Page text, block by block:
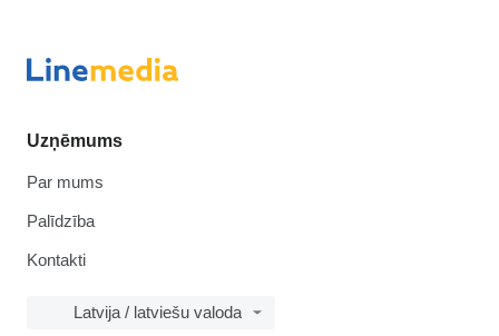
Uzņēmums
Par mums
Palīdzība
Kontakti
Latvija / latviešu valoda